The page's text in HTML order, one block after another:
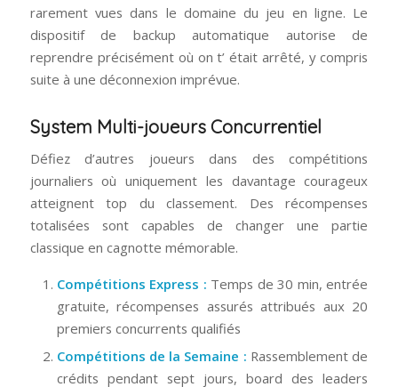
rarement vues dans le domaine du jeu en ligne. Le
dispositif de backup automatique autorise de
reprendre précisément où on t’ était arrêté, y compris
suite à une déconnexion imprévue.
System Multi-joueurs Concurrentiel
Défiez d’autres joueurs dans des compétitions
journaliers où uniquement les davantage courageux
atteignent top du classement. Des récompenses
totalisées sont capables de changer une partie
classique en cagnotte mémorable.
Compétitions Express : Temps de 30 min, entrée
gratuite, récompenses assurés attribués aux 20
premiers concurrents qualifiés
Compétitions de la Semaine : Rassemblement de
crédits pendant sept jours, board des leaders